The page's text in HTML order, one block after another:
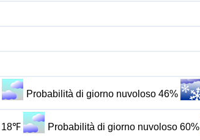
Probabilità di giorno nuvoloso 46%
18℉ Probabilità di giorno nuvoloso 60%